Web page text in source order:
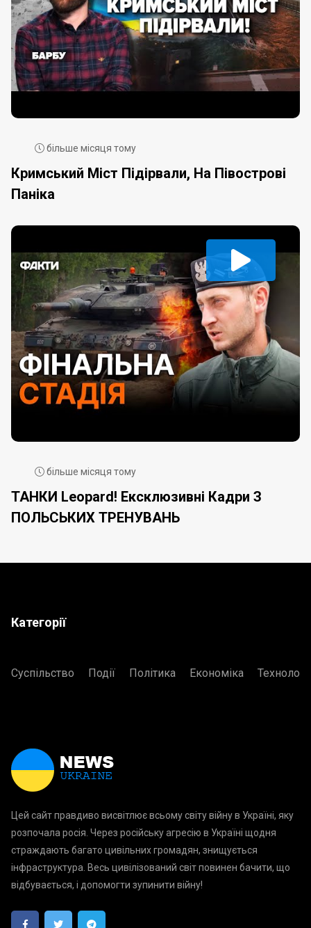
більше місяця тому
ТАНКИ Leopard! Ексклюзивні Кадри З
ПОЛЬСЬКИХ ТРЕНУВАНЬ
більше місяця тому
Кримський Міст Підірвали, На Півострові
Паніка
Категорії
Суспільство Події Політика Економіка Технології
Цей сайт правдиво висвітлює всьому світу війну в Україні, яку
розпочала росія. Через російську агресію в Україні щодня
страждають багато цивільних громадян, знищується
інфраструктура. Весь цивілізований світ повинен бачити, що
відбувається, і допомогти зупинити війну!